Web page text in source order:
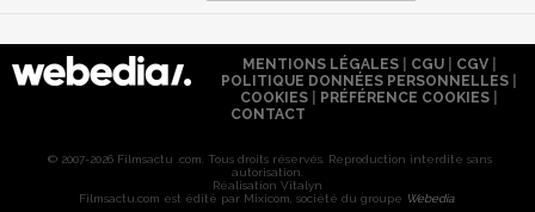
MENTIONS LÉGALES| CGU| CGV|
POLITIQUE DONNÉES PERSONNELLES
COOKIES
PRÉFÉRENCE COOKIES
CONTACT
© 2007-2026 Filmsactu .com. Tous droits réservés. Reproduction interdite sans
autorisation.
Réalisation Vitalyn
Filmsactu .com est édité par Mixicom, société du groupe Webedia.